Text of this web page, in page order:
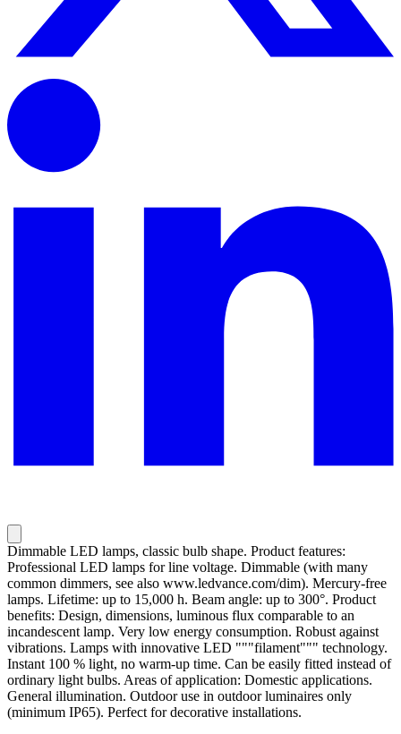
Dimmable LED lamps, classic bulb shape. Product features:
Professional LED lamps for line voltage. Dimmable (with many
common dimmers, see also www.ledvance.com/dim). Mercury-free
lamps. Lifetime: up to 15,000 h. Beam angle: up to 300°. Product
benefits: Design, dimensions, luminous flux comparable to an
incandescent lamp. Very low energy consumption. Robust against
vibrations. Lamps with innovative LED """filament""" technology.
Instant 100 % light, no warm-up time. Can be easily fitted instead of
ordinary light bulbs. Areas of application: Domestic applications.
General illumination. Outdoor use in outdoor luminaires only
(minimum IP65). Perfect for decorative installations.